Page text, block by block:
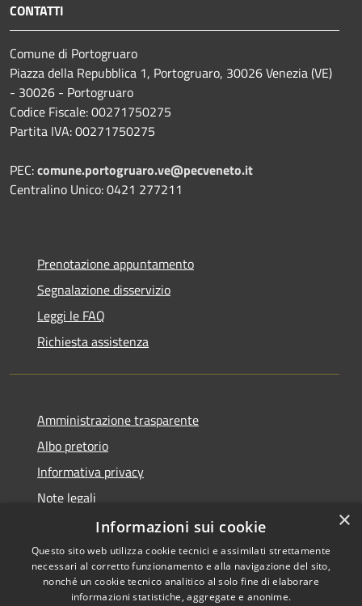
CONTATTI
Comune di Portogruaro
Piazza della Repubblica 1, Portogruaro, 30026 Venezia (VE)
- 30026 - Portogruaro
Codice Fiscale: 00271750275
Partita IVA: 00271750275
PEC:comune.portogruaro.ve@pecveneto.it
Centralino Unico: 0421 277211
Prenotazione appuntamento
Segnalazione disservizio
Leggi le FAQ
Richiesta assistenza
Amministrazione trasparente
Albo pretorio
Informativa privacy
Note legali
Dichiarazione di accessibilità
×
Informazioni sui cookie
Questo sito web utilizza cookie tecnici e assimilati strettamente
necessari al corretto funzionamento e alla navigazione del sito,
nonché un cookie tecnico analitico al solo fine di elaborare
informazioni statistiche, aggregate e anonime.